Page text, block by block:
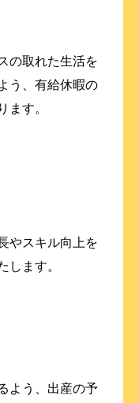
の取れた生活を
う、有給休暇の
ます。
やスキル向上を
します。
よう、出産の予